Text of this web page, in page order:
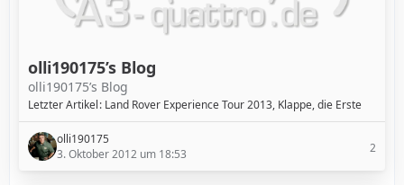
olli190175’s Blog
olli190175’s Blog
Letzter Artikel Land Rover Experience Tour 2013, Klappe, die Erste
olli190175
3. Oktober 2012 um 18:53
2